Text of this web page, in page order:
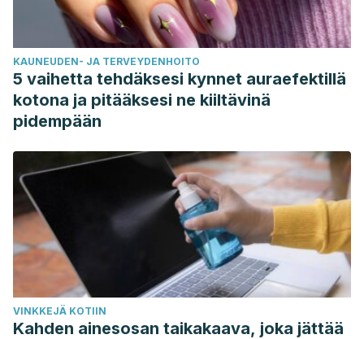
KAUNEUDEN- JA TERVEYDENHOITO
5 vaihetta tehdäksesi kynnet auraefektillä
kotona ja pitääksesi ne kiiltävinä
pidempään
VINKKEJÄ KOTIIN
Kahden ainesosan taikakaava, joka jättää